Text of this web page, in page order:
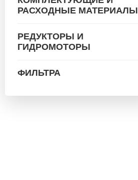
РАСХОДНЫЕ МАТЕРИАЛЫ
РЕДУКТОРЫ И
ГИДРОМОТОРЫ
ФИЛЬТРА